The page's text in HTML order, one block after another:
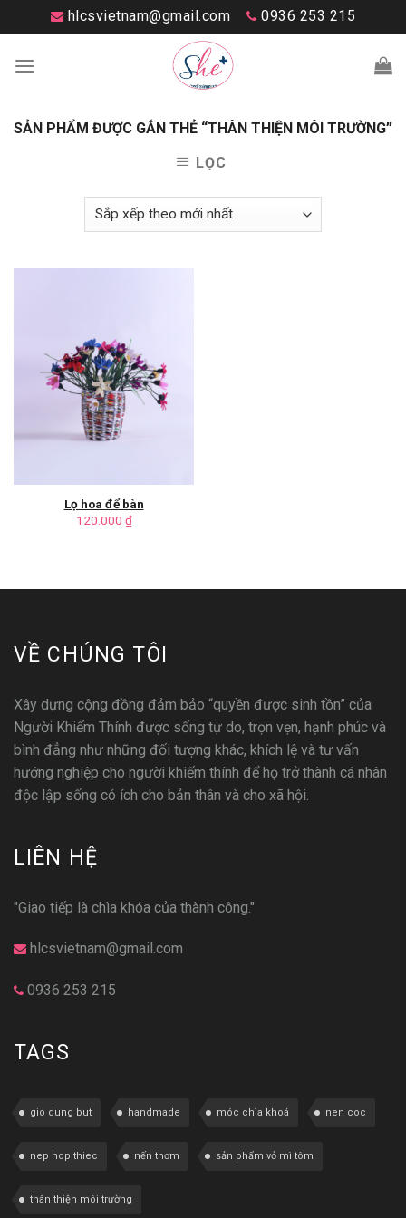
to
content
hlcsvietnam@gmail.com 0936 253 215
SẢN PHẨM ĐƯỢC GẮN THẺ “THÂN THIỆN MÔI TRƯỜNG”
LỌC
Lọ hoa để bàn
120.000 ₫
VỀ CHÚNG TÔI
Xây dựng cộng đồng đảm bảo “quyền được sinh tồn” của
Người Khiếm Thính được sống tự do, trọn vẹn, hạnh phúc và
bình đẳng như những đối tượng khác, khích lệ và tư vấn
hướng nghiệp cho người khiếm thính để họ trở thành cá nhân
độc lập sống có ích cho bản thân và cho xã hội.
LIÊN HỆ
"Giao tiếp là chìa khóa của thành công."
hlcsvietnam@gmail.com
0936 253 215
TAGS
gio dung but handmade móc chìa khoá nen coc
nep hop thiec nến thơm sản phẩm vỏ mì tôm
thân thiện môi trường